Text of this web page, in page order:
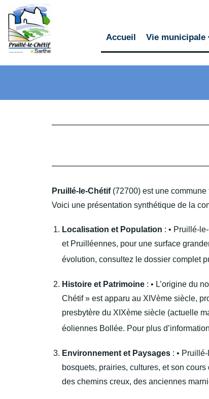
Accueil Vie municipale
Pruillé-le-Chétif (72700) est une
Voici une présentation synthétique de la
Localisation et Population : • Pruillé-
et Pruilléennes, pour une surface
évolution, consultez le dossier complet
Histoire et Patrimoine : • L’origine du
Chétif » est apparu au XIVème siècle,
presbytère du XIXème siècle (actuelle
éoliennes Bollée. Pour plus
Environnement et Paysages : •
bosquets, prairies, cultures, et son
des chemins creux, des anciennes